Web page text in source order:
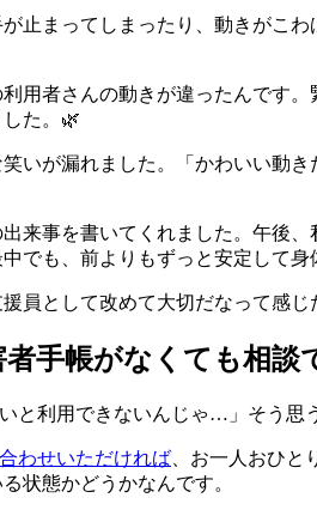
止まってしまったり、動きがこ
用者さんの動きが違ったんです
た。🌿
いが漏れました。「かわいい動
来事を書いてくれました。午後
でも、前よりもずっと安定して
員として改めて大切だなって感じ
手帳がなくても相談
と利用できないんじゃ…」そう
わせいただければ 、お一人おひ
状態かどうかなんです。